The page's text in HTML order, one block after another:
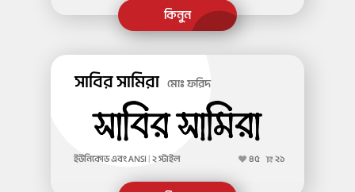
সাবির সামিরা মোঃ ফরিদ
ইউনিকোড এবং ANSI ২ স্টাইল ৪৫ ২১